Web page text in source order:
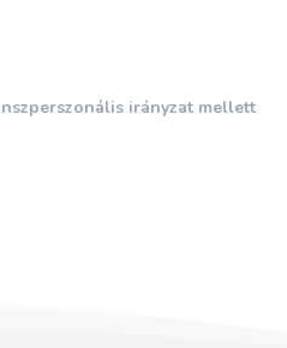
irányzat mellett